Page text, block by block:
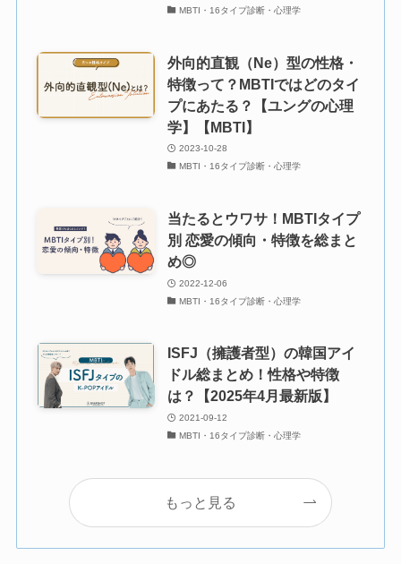
MBTI・16タイプ診断・心理学
外向的直観（Ne）型の性格・
特徴って？MBTIではどのタイ
プにあたる？【ユングの心理
学】【MBTI】
2023-10-28
MBTI・16タイプ診断・心理学
当たるとウワサ！MBTIタイプ
別 恋愛の傾向・特徴を総まと
め◎
2022-12-06
MBTI・16タイプ診断・心理学
ISFJ（擁護者型）の韓国アイ
ドル総まとめ！性格や特徴
は？【2025年4月最新版】
2021-09-12
MBTI・16タイプ診断・心理学
もっと見る